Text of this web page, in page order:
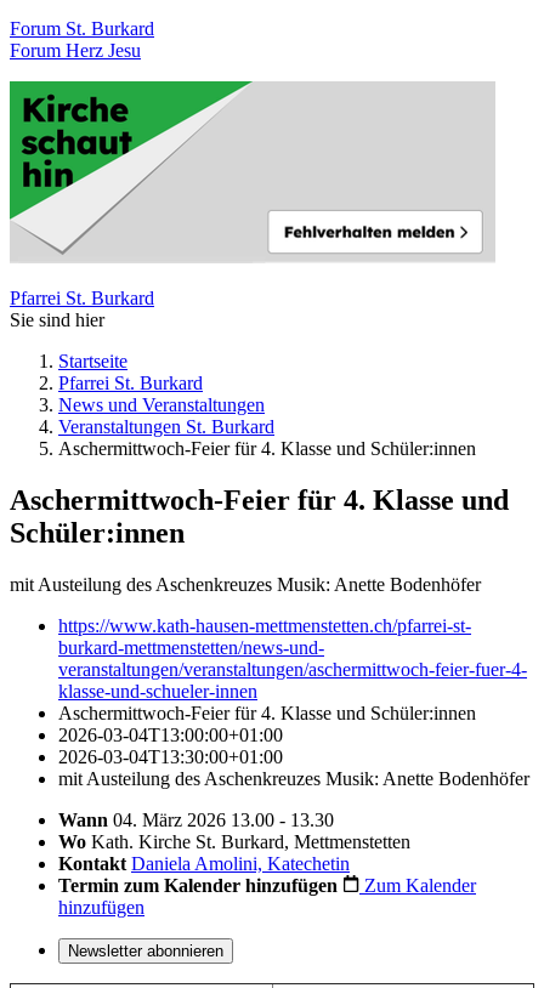
Forum St. Burkard
Forum Herz Jesu
Pfarrei St. Burkard
Sie sind hier
Startseite
Pfarrei St. Burkard
News und Veranstaltungen
Veranstaltungen St. Burkard
Aschermittwoch-Feier für 4. Klasse und Schüler:innen
Aschermittwoch-Feier für 4. Klasse und
Schüler:innen
mit Austeilung des Aschenkreuzes Musik: Anette Bodenhöfer
https://www.kath-hausen-mettmenstetten.ch/pfarrei-st-
burkard-mettmenstetten/news-und-
veranstaltungen/veranstaltungen/aschermittwoch-feier-fuer-4-
klasse-und-schueler-innen
Aschermittwoch-Feier für 4. Klasse und Schüler:innen
2026-03-04T13:00:00+01:00
2026-03-04T13:30:00+01:00
mit Austeilung des Aschenkreuzes Musik: Anette Bodenhöfer
Wann 04. März 2026 13.00 - 13.30
Wo Kath. Kirche St. Burkard, Mettmenstetten
Kontakt Daniela Amolini, Katechetin
Termin zum Kalender hinzufügen
Zum Kalender
hinzufügen
Newsletter abonnieren